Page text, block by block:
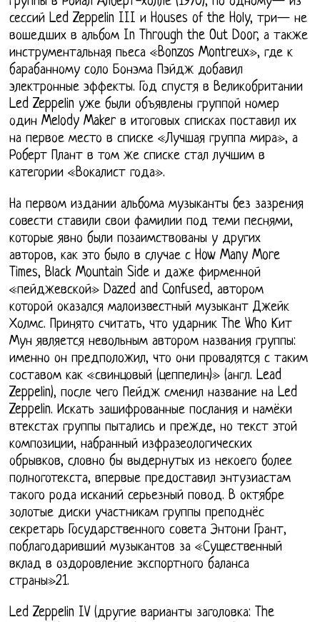
сессий Led Zeppelin III и Houses of the Holy, три— не
вошедших в альбом In Through the Out Door, а также
инструментальная пьеса «Bonzos Montreux», где к
барабанному соло Бонэма Пэйдж добавил
электронные эффекты. Год спустя в Великобритании
Led Zeppelin уже были объявлены группой номер
один Melody Maker в итоговых списках поставил их
на первое место в списке «Лучшая группа мира», а
Роберт Плант в том же списке стал лучшим в
категории «Вокалист года».
На первом издании альбома музыканты без зазрения
совести ставили свои фамилии под теми песнями,
которые явно были позаимствованы у других
авторов, как это было в случае с How Many More
Times, Black Mountain Side и даже фирменной
«пейджевской» Dazed and Confused, автором
которой оказался малоизвестный музыкант Джейк
Холмс. Принято считать, что ударник The Who Кит
Мун является невольным автором названия группы:
именно он предположил, что они провалятся с таким
составом как «свинцовый (цеппелин)» (англ. Lead
Zeppelin), после чего Пейдж сменил название на Led
Zeppelin. Искать зашифрованные послания и намёки
втекстах группы пытались и прежде, но текст этой
композиции, набранный изфразеологических
обрывков, словно бы выдернутых из некоего более
полноготекста, впервые предоставил энтузиастам
такого рода исканий серьезный повод. В октябре
золотые диски участникам группы преподнёс
секретарь Государственного совета Энтони Грант,
поблагодаривший музыкантов за «Существенный
вклад в оздоровление экспортного баланса
страны»21.
Led Zeppelin IV (другие варианты заголовка: The